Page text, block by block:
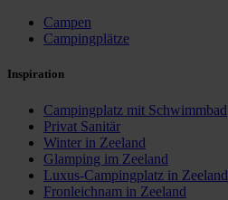
Campen
Campingplätze
Inspiration
Campingplatz mit Schwimmbad
Privat Sanitär
Winter in Zeeland
Glamping im Zeeland
Luxus-Campingplatz in Zeeland
Fronleichnam in Zeeland